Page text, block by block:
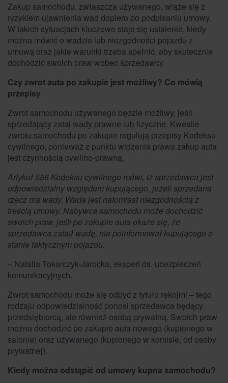
Zakup samochodu, zwłaszcza używanego, wiąże się z
ryzykiem ujawnienia wad dopiero po podpisaniu umowy.
W takich sytuacjach kluczowe staje się ustalenie, kiedy
można mówić o wadzie lub niezgodności pojazdu z
umową oraz jakie warunki trzeba spełnić, aby skutecznie
dochodzić swoich praw wobec sprzedawcy.
Czy zwrot auta po zakupie jest możliwy? Co mówią
przepisy
Zwrot samochodu używanego będzie możliwy, jeśli
sprzedający zatai wady prawne lub fizyczne. Kwestie
zwrotu samochodu po zakupie regulują przepisy Kodeksu
cywilnego, ponieważ z punktu widzenia prawa zakup auta
jest czynnością cywilno-prawną.
Artykuł 556 Kodeksu cywilnego mówi, iż sprzedawca jest
odpowiedzialny względem kupującego, jeżeli sprzedana
rzecz ma wady. Wada jest natomiast niezgodnością z
treścią umowy. Nabywca samochodu może dochodzić
swoich praw, jeśli po zakupie auta okaże się, że
sprzedawca zataił wadę, nie poinformował kupującego o
stanie faktycznym pojazdu.
– Natalia Tokarczyk-Jarocka, ekspert ds. ubezpieczeń
komunikacyjnych.
Zwrot samochodu może się odbyć z tytułu rękojmi – tego
rodzaju odpowiedzialność ponosi sprzedawca będący
przedsiębiorcą, ale również osobą prywatną. Swoich praw
można dochodzić po zakupie auta nowego (kupionego w
salonie) oraz używanego (kupionego w komisie, od osoby
prywatnej).
Kiedy można odstąpić od umowy kupna samochodu?